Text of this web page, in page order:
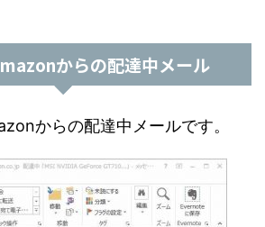
からの配達中メール
からの配達中メールです。